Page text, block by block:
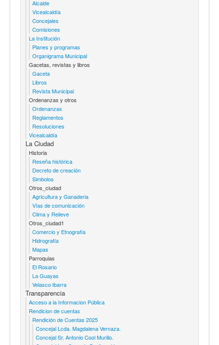
Alcalde
Vicealcaldía
Concejales
Comisiones
La Institución
Planes y programas
Organigrama Municipal
Gacetas, revistas y libros
Gaceta
Libros
Revista Municipal
Ordenanzas y otros
Ordenanzas
Reglamentos
Resoluciones
Vicealcaldía
La Ciudad
Historia
Reseña histórica
Decreto de creación
Simbolos
Otros_ciudad
Agricultura y Ganaderia
Vías de comunicación
Clima y Relieve
Otros_ciudad1
Comercio y Etnografía
Hidrografía
Mapas
Parroquias
El Rosario
La Guayas
Velasco Ibarra
Transparencia
Acceso a la Informacion Pública
Rendicion de cuentas
Rendición de Cuentas 2025
Concejal Lcda. Magdalena Vernaza.
Concejal Sr. Antonio Cool Murillo.